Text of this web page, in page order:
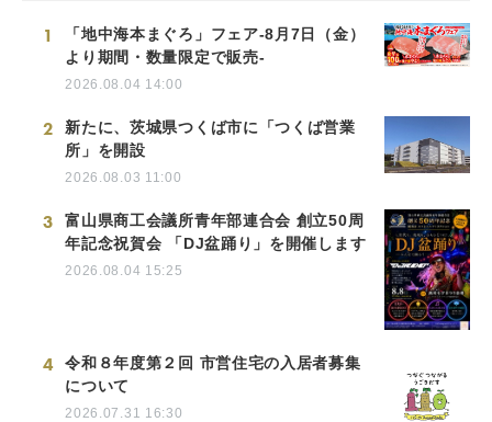
1
「地中海本まぐろ」フェア-8月7日（金）
より期間・数量限定で販売-
2026.08.04 14:00
2
新たに、茨城県つくば市に「つくば営業
所」を開設
2026.08.03 11:00
3
富山県商工会議所青年部連合会 創立50周
年記念祝賀会 「DJ盆踊り」を開催します
2026.08.04 15:25
4
令和８年度第２回 市営住宅の入居者募集
について
2026.07.31 16:30